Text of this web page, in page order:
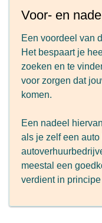
Voor- en
Een voordeel van
Het bespaart je
zoeken en te
voor zorgen dat
komen.
Een nadeel
als je zelf een
meestal een
verdient in